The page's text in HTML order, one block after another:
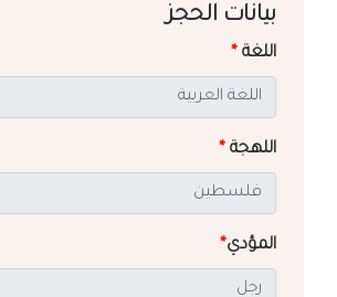
بيانات الحجز
اللغة *
اللهجة *
المؤدي*